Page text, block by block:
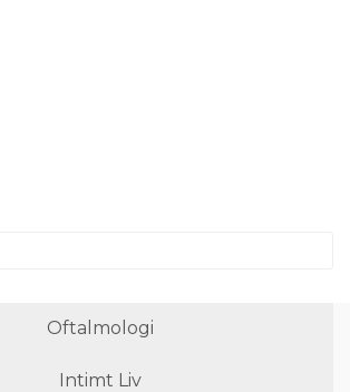
Oftalmologi
Intimt Liv